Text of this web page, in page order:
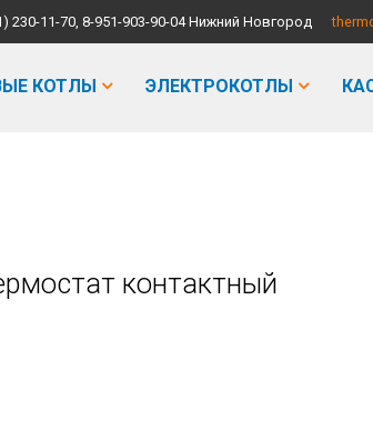
230-11-70, 8-951-903-90-04 Нижний Новгород
КОТЛЫ ЭЛЕКТРОКОТЛЫ
контактный